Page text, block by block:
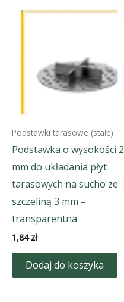
Podstawki tarasowe (stałe)
Podstawka o wysokości 2
mm do układania płyt
tarasowych na sucho ze
szczeliną 3 mm –
transparentna
1,84zł
Dodaj do koszyka